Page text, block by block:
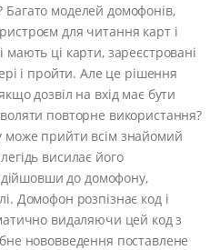
моделей домофонів,
для читання карт і
ці карти, зареєстровані
і пройти. Але це рішення
дозвіл на вхід має бути
повторне використання?
прийти всім знайомий
висилає його
до домофону,
Домофон розпізнає код і
видаляючи цей код з
нововведення поставлене